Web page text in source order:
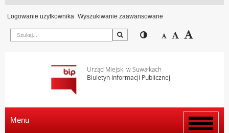
Logowanie użytkownika Wyszukiwanie zaawansowane
Szukaj Przełącz pomiędzy
Zmniejsz
Domyślny
Urząd Miejski w Suwałkach
Biuletyn Informacji Publicznej
Włącz
menu
Menu